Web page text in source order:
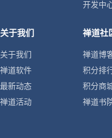
开发中
关于我们
关于我们
禅道软件
最新动态
禅道活动
禅道社
禅道博
积分排
积分商
禅道书